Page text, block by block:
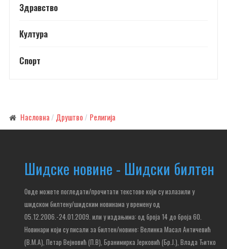
Здравство
Култура
Спорт
Насловна Друштво Религија
Шидске новине - Шидски билтен
Овде можете погледати/прочитати текстове који су излазили у
шидском билтену/шидским новинама у времену од
05.12.2006.-24.01.2009. или у издањима: од броја 14 до броја 60.
Новинари који су писали за билтен/новине: Велинка Масал Античевић
(В.М.А), Петар Вејновић (П.В), Бранимирка Јерковић (Бр.Ј.), Влада Ђитко